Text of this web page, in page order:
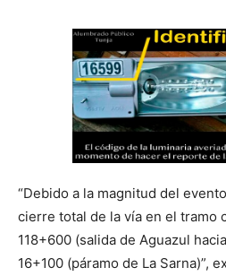
“Debido a la magnitud del
cierre total de la vía en el tramo
118+600 (salida de Aguazul
16+100 (páramo de La Sarna)”,